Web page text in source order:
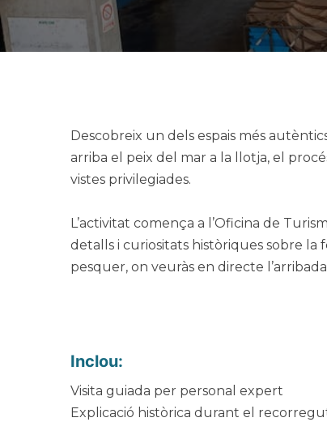
Descobreix un dels espais més
arriba el peix del mar a la llotja, el
vistes privilegiades.
L’activitat comença a l’Oficina de
detalls i curiositats històriques sobre la
pesquer, on veuràs en directe
Inclou:
Visita guiada per personal expert
Explicació històrica durant el